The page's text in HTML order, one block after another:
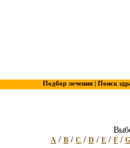
Подбор лечения | Поиск
A / B / C / D / E / F / G